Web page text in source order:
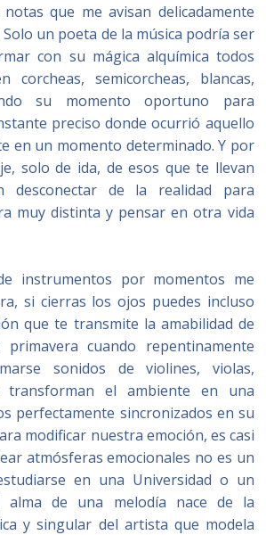
que me avisan delicadamente
Solo un poeta de la música podría ser
con su mágica alquímica todos
corcheas, semicorcheas, blancas,
su momento oportuno para
preciso donde ocurrió aquello
en un momento determinado. Y por
solo de ida, de esos que te llevan
desconectar de la realidad para
muy distinta y pensar en otra vida
instrumentos por momentos me
si cierras los ojos puedes incluso
que te transmite la amabilidad de
cuando repentinamente
sonidos de violines, violas,
transforman el ambiente en una
perfectamente sincronizados en su
modificar nuestra emoción, es casi
atmósferas emocionales no es un
en una Universidad o un
alma de una melodía nace de la
y singular del artista que modela